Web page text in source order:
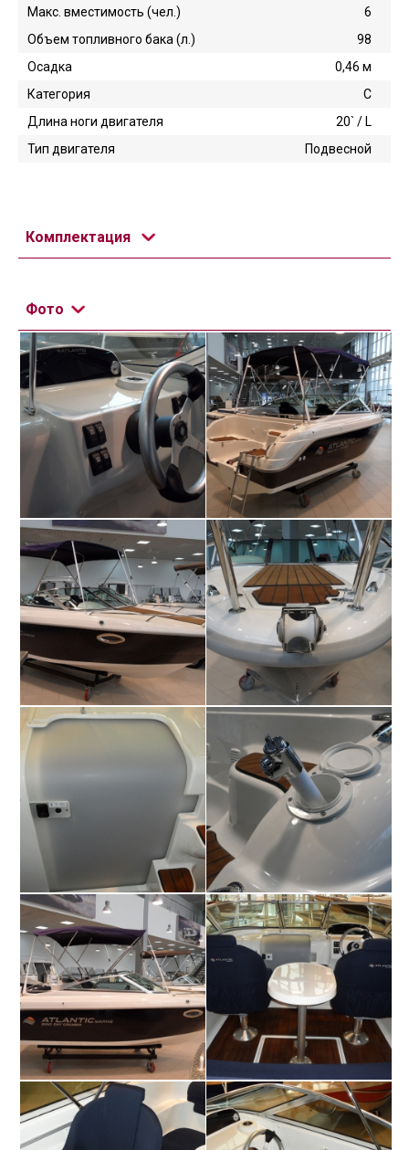
Макс. вместимость (чел.)
6
Объем топливного бака (л.)
98
Осадка
0,46 м
Категория
C
Длина ноги двигателя
20` / L
Тип двигателя
Подвесной
Комплектация
Фото